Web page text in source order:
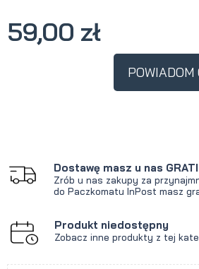
59,00 zł
POWIADOM
Dostawę masz u nas
Zrób u nas zakupy za
do Paczkomatu InPost masz
Produkt niedostępny
Zobacz inne produkty z tej